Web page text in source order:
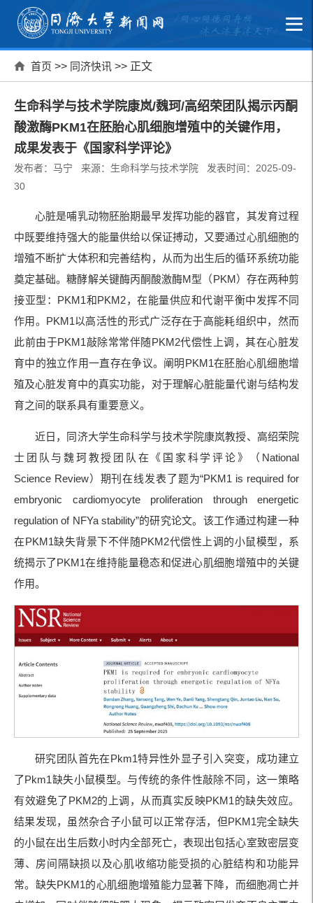
首页 >> 同济快讯 >> 正文
生命科学与技术学院康岚/魏珂/高绍荣团队揭示丙酮
酸激酶PKM1在胚胎心肌细胞增殖中的关键作用，
成果发表于《国家科学评论》
发布者：马宁 来源：生命科学与技术学院 发表时间：2025-09-
30
心脏是哺乳动物胚胎期最早发挥功能的器官，其发育过程
中既要维持强大的能量供给以保证搏动，又要通过心肌细胞的
增殖不断扩大体积和完善结构，从而为出生后的循环系统功能
奠定基础。糖酵解关键酶丙酮酸激酶M型（PKM）存在两种剪
接亚型：PKM1和PKM2，在能量供应和代谢平衡中发挥不同
作用。PKM1以高活性的形式广泛存在于高能耗组织中，然而
此前由于PKM1敲除常常伴随PKM2代偿性上调，其在心脏发
育中的独立作用一直存在争议。阐明PKM1在胚胎心肌细胞增
殖及心脏发育中的真实功能，对于理解心脏能量代谢与结构发
育之间的联系具有重要意义。
近日，同济大学生命科学与技术学院康岚教授、高绍荣院
士团队与魏珂教授团队在《国家科学评论》（National
Science Review）期刊在线发表了题为“PKM1 is required for
embryonic cardiomyocyte proliferation through energetic
regulation of NFYa stability”的研究论文。该工作通过构建一种
在PKM1缺失背景下不伴随PKM2代偿性上调的小鼠模型，系
统揭示了PKM1在维持能量稳态和促进心肌细胞增殖中的关键
作用。
研究团队首先在Pkm1特异性外显子引入突变，成功建立
了Pkm1缺失小鼠模型。与传统的条件性敲除不同，这一策略
有效避免了PKM2的上调，从而真实反映PKM1的缺失效应。
结果发现，虽然杂合子小鼠可以正常存活，但PKM1完全缺失
的小鼠在出生后数小时内全部死亡，表现出包括心室致密层变
薄、房间隔缺损以及心肌收缩功能受损的心脏结构和功能异
常。缺失PKM1的心肌细胞增殖能力显著下降，而细胞凋亡并